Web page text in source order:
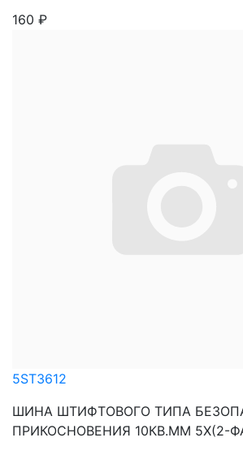
160 ₽
5ST3612
ШИНА ШТИФТОВОГО ТИПА
ПРИКОСНОВЕНИЯ 10КВ.ММ 5Х(2-